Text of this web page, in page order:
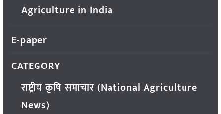
Agriculture in India
E-paper
CATEGORY
राष्ट्रीय कृषि समाचार (National Agriculture
News)